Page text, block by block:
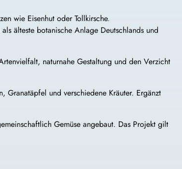
wie Eisenhut oder Tollkirsche.
älteste botanische Anlage Deutschlands und
naturnahe Gestaltung und den Verzicht
und verschiedene Kräuter. Ergänzt
Gemüse angebaut. Das Projekt gilt